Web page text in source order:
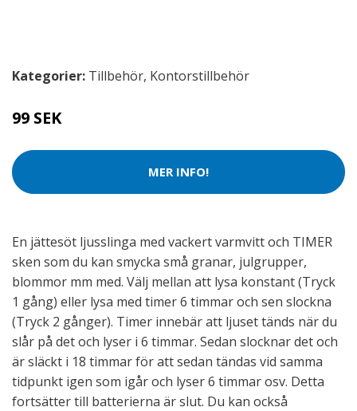
Kategorier: Tillbehör, Kontorstillbehör
99 SEK
MER INFO!
En jättesöt ljusslinga med vackert varmvitt och TIMER
sken som du kan smycka små granar, julgrupper,
blommor mm med. Välj mellan att lysa konstant (Tryck
1 gång) eller lysa med timer 6 timmar och sen slockna
(Tryck 2 gånger). Timer innebär att ljuset tänds när du
slår på det och lyser i 6 timmar. Sedan slocknar det och
är släckt i 18 timmar för att sedan tändas vid samma
tidpunkt igen som igår och lyser 6 timmar osv. Detta
fortsätter till batterierna är slut. Du kan också